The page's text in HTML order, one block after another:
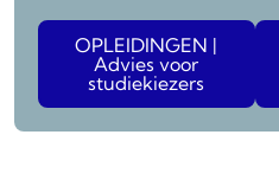
OPLEIDINGEN |
Advies voor
studiekiezers